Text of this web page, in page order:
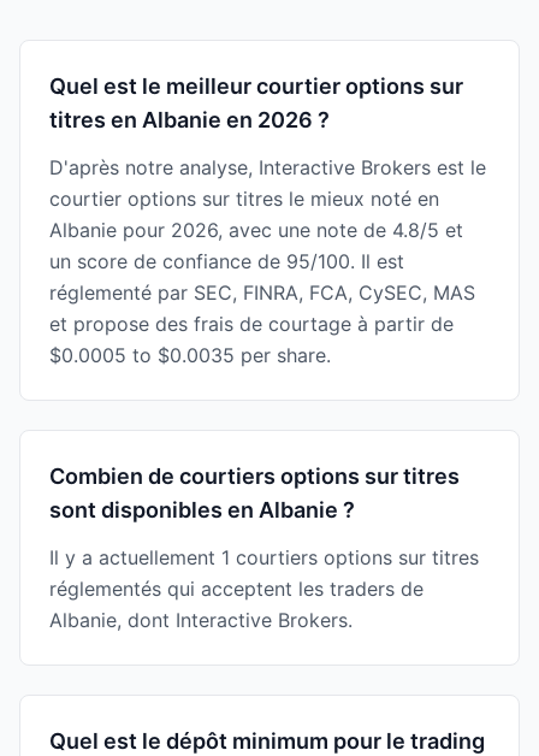
Quel est le meilleur courtier options sur
titres en Albanie en 2026 ?
D'après notre analyse, Interactive Brokers est le
courtier options sur titres le mieux noté en
Albanie pour 2026, avec une note de 4.8/5 et
un score de confiance de 95/100. Il est
réglementé par SEC, FINRA, FCA, CySEC, MAS
et propose des frais de courtage à partir de
$0.0005 to $0.0035 per share.
Combien de courtiers options sur titres
sont disponibles en Albanie ?
Il y a actuellement 1 courtiers options sur titres
réglementés qui acceptent les traders de
Albanie, dont Interactive Brokers.
Quel est le dépôt minimum pour le trading